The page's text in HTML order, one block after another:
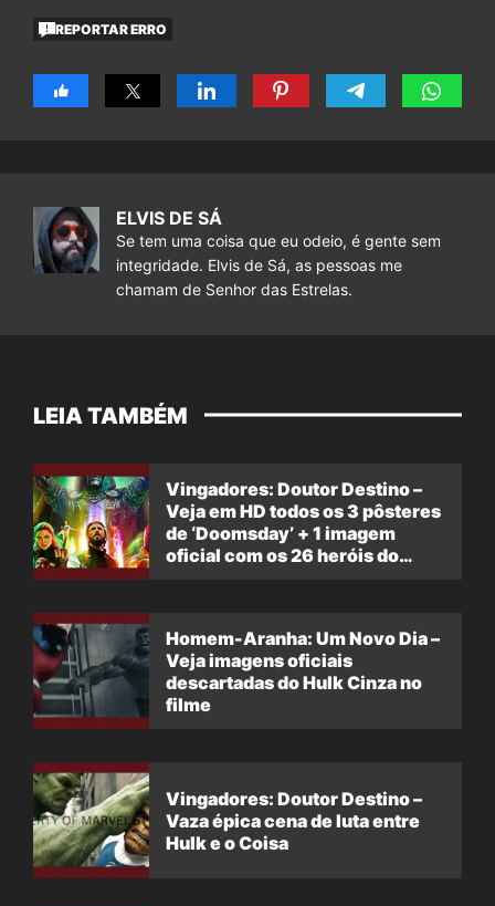
REPORTAR ERRO
ELVIS DE SÁ
Se tem uma coisa que eu odeio, é gente sem
integridade. Elvis de Sá, as pessoas me
chamam de Senhor das Estrelas.
LEIA TAMBÉM
Vingadores: Doutor Destino –
Veja em HD todos os 3 pôsteres
de ‘Doomsday’ + 1 imagem
oficial com os 26 heróis do
Homem-Aranha: Um Novo Dia –
Veja imagens oficiais
descartadas do Hulk Cinza no
filme
Vingadores: Doutor Destino –
Vaza épica cena de luta entre
Hulk e o Coisa